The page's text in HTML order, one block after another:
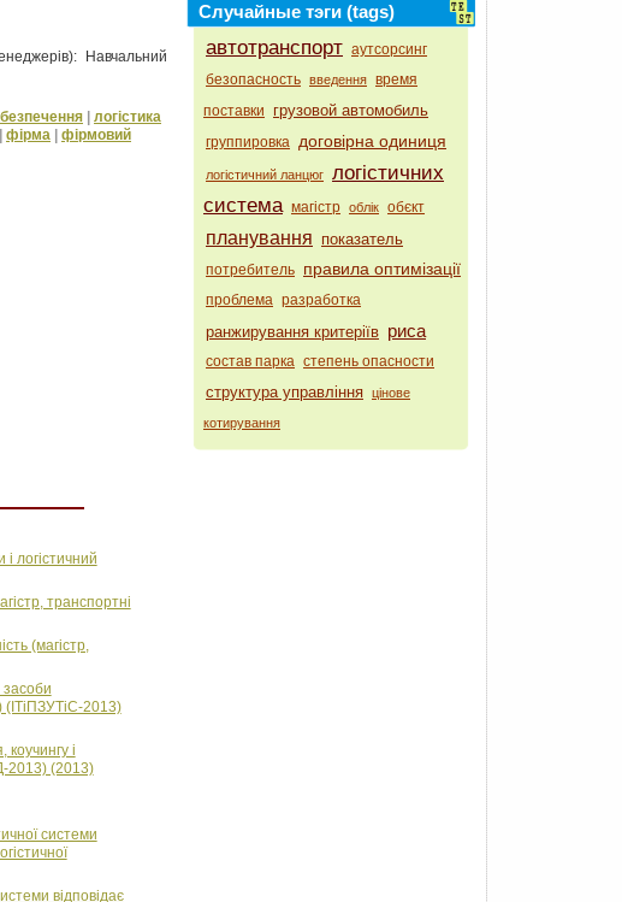
Навчальний
логістика
фірма
фірмовий
логістичний
транспортні
(магістр,
засоби
(ІТіПЗУТіС-2013)
і
2013) (2013)
системи
відповідає
Случайные тэги (tags)
автотранспорт аутсорсинг
безопасность введення время
поставки
грузовой автомобиль
группировка договірна одиниця
логістичний ланцюг логістичних
система магістр облік обєкт
планування показатель
потребитель правила оптимізації
проблема разработка
ранжирування критеріїв риса
состав парка степень опасности
структура управління цінове
котирування